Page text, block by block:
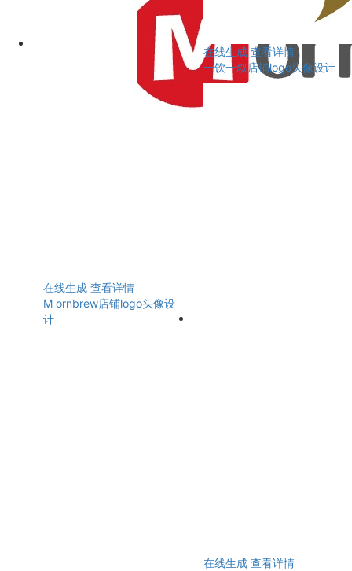
在线生成 查看详情
M ornbrew店铺logo头像设
计
在线生成 查看详情
一饮一叙店铺logo头像设计
在线生成 查看详情